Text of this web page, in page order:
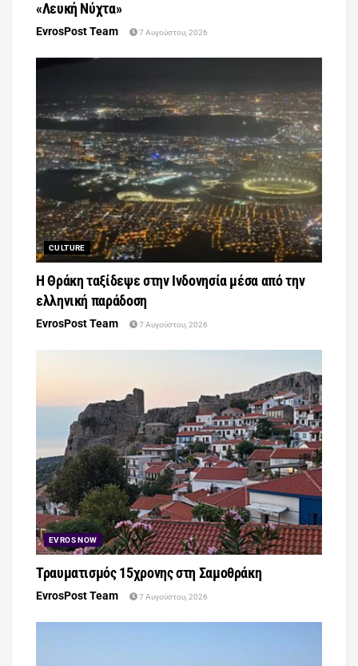
«Λευκή Νύχτα»
EvrosPost Team 7 Αυγούστου, 2026
CULTURE
Η Θράκη ταξίδεψε στην Ινδονησία μέσα από την
ελληνική παράδοση
EvrosPost Team 7 Αυγούστου, 2026
EVROS NOW
Τραυματισμός 15χρονης στη Σαμοθράκη
EvrosPost Team 7 Αυγούστου, 2026